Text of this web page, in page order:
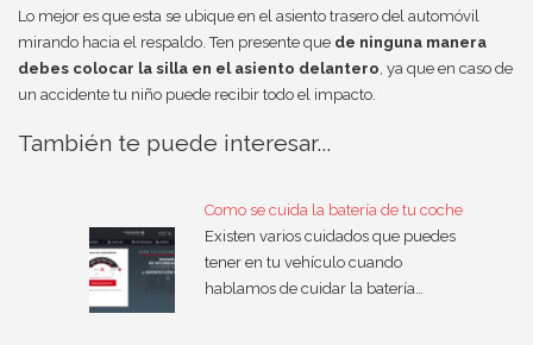
Lo mejor es que esta se ubique en el asiento trasero del automóvil
mirando hacia el respaldo. Ten presente que de ninguna manera
debes colocar la silla en el asiento delantero , ya que en caso de
un accidente tu niño puede recibir todo el impacto.
También te puede interesar...
Como se cuida la batería de tu coche
Existen varios cuidados que puedes
tener en tu vehículo cuando
hablamos de cuidar la batería…